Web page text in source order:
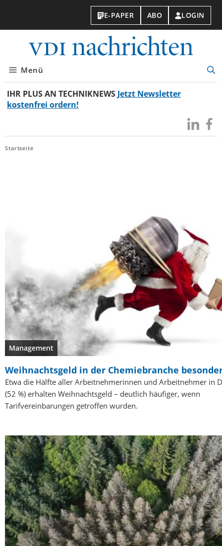
E-PAPER ABO LOGIN
Menü
IHR PLUS AN TECHNIKNEWS Jetzt Newsletter
kostenfrei ordern!
Besuchen
Sie
Sie
Startseite
Management
Weihnachtsgeld in der Chemiebranche
Etwa die Hälfte aller Arbeitnehmerinnen und Arbeitnehmer in
(52 %) erhalten Weihnachtsgeld – deutlich häufiger, wenn
Tarifvereinbarungen getroffen wurden.